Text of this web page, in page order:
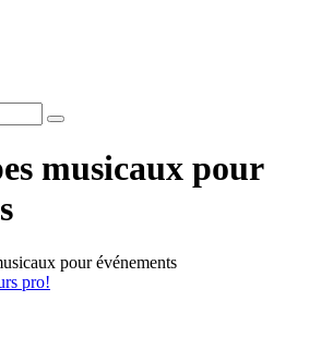
musicaux pour
pour événements
pro!